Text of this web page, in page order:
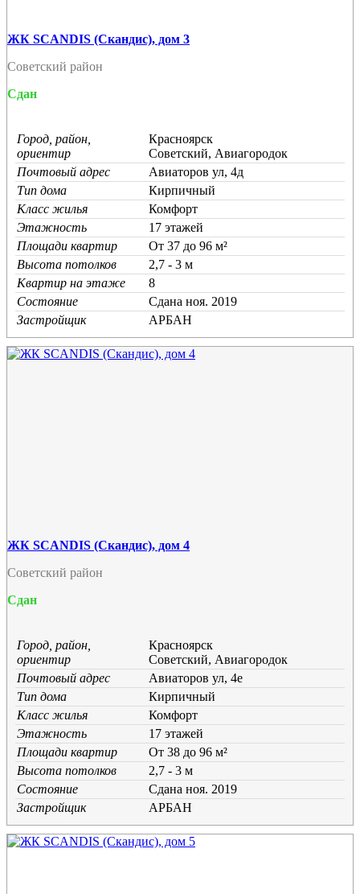
ЖК SCANDIS (Скандис), дом 3
Советский район
Сдан
Город, район,
ориентир
Красноярск
Советский, Авиагородок
Почтовый адрес
Авиаторов ул, 4д
Тип дома
Кирпичный
Класс жилья
Комфорт
Этажность
17 этажей
Площади квартир
От 37 до 96 м²
Высота потолков
2,7 - 3 м
Квартир на этаже
8
Состояние
Cдана ноя. 2019
Застройщик
АРБАН
ЖК SCANDIS (Скандис), дом 4
Советский район
Сдан
Город, район,
ориентир
Красноярск
Советский, Авиагородок
Почтовый адрес
Авиаторов ул, 4е
Тип дома
Кирпичный
Класс жилья
Комфорт
Этажность
17 этажей
Площади квартир
От 38 до 96 м²
Высота потолков
2,7 - 3 м
Состояние
Cдана ноя. 2019
Застройщик
АРБАН